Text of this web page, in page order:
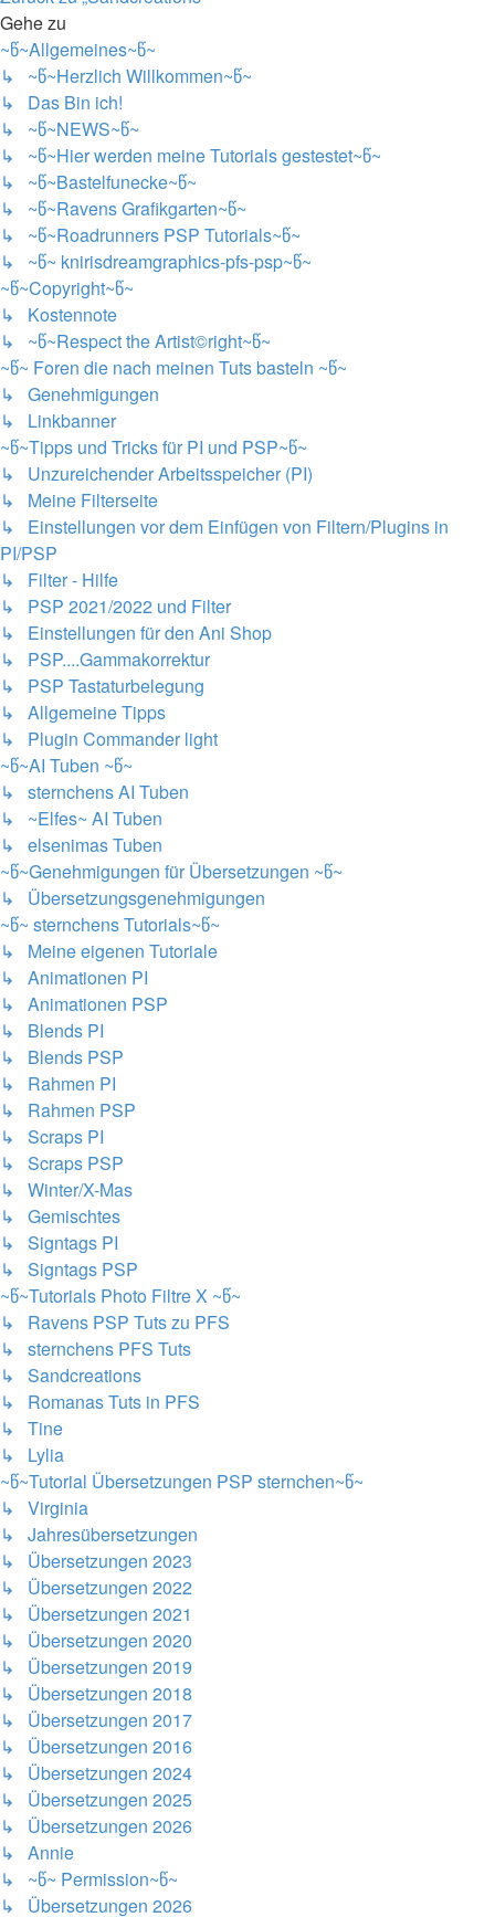
Gehe zu
~წ~Allgemeines~წ~
↳ ~წ~Herzlich Willkommen~წ~
↳ Das Bin ich!
↳ ~წ~NEWS~წ~
↳ ~წ~Hier werden meine Tutorials gestestet~წ~
↳ ~წ~Bastelfunecke~წ~
↳ ~წ~Ravens Grafikgarten~წ~
↳ ~წ~Roadrunners PSP Tutorials~წ~
↳ ~წ~ knirisdreamgraphics-pfs-psp~წ~
~წ~Copyright~წ~
↳ Kostennote
↳ ~წ~Respect the Artist©right~წ~
~წ~ Foren die nach meinen Tuts basteln ~წ~
↳ Genehmigungen
↳ Linkbanner
~წ~Tipps und Tricks für PI und PSP~წ~
↳ Unzureichender Arbeitsspeicher (PI)
↳ Meine Filterseite
↳ Einstellungen vor dem Einfügen von Filtern/Plugins in
PI/PSP
↳ Filter - Hilfe
↳ PSP 2021/2022 und Filter
↳ Einstellungen für den Ani Shop
↳ PSP....Gammakorrektur
↳ PSP Tastaturbelegung
↳ Allgemeine Tipps
↳ Plugin Commander light
~წ~AI Tuben ~წ~
↳ sternchens AI Tuben
↳ ~Elfes~ AI Tuben
↳ elsenimas Tuben
~წ~Genehmigungen für Übersetzungen ~წ~
↳ Übersetzungsgenehmigungen
~წ~ sternchens Tutorials~წ~
↳ Meine eigenen Tutoriale
↳ Animationen PI
↳ Animationen PSP
↳ Blends PI
↳ Blends PSP
↳ Rahmen PI
↳ Rahmen PSP
↳ Scraps PI
↳ Scraps PSP
↳ Winter/X-Mas
↳ Gemischtes
↳ Signtags PI
↳ Signtags PSP
~წ~Tutorials Photo Filtre X ~წ~
↳ Ravens PSP Tuts zu PFS
↳ sternchens PFS Tuts
↳ Sandcreations
↳ Romanas Tuts in PFS
↳ Tine
↳ Lylia
~წ~Tutorial Übersetzungen PSP sternchen~წ~
↳ Virginia
↳ Jahresübersetzungen
↳ Übersetzungen 2023
↳ Übersetzungen 2022
↳ Übersetzungen 2021
↳ Übersetzungen 2020
↳ Übersetzungen 2019
↳ Übersetzungen 2018
↳ Übersetzungen 2017
↳ Übersetzungen 2016
↳ Übersetzungen 2024
↳ Übersetzungen 2025
↳ Übersetzungen 2026
↳ Annie
↳ ~წ~ Permission~წ~
↳ Übersetzungen 2026